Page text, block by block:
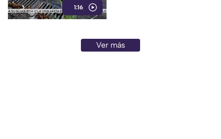
1:16
señalando que representa un
peligro constante ante el inicio
Ver más